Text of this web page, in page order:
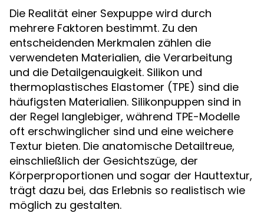
Die Realität einer Sexpuppe wird durch
mehrere Faktoren bestimmt. Zu den
entscheidenden Merkmalen zählen die
verwendeten Materialien, die Verarbeitung
und die Detailgenauigkeit. Silikon und
thermoplastisches Elastomer (TPE) sind die
häufigsten Materialien. Silikonpuppen sind in
der Regel langlebiger, während TPE-Modelle
oft erschwinglicher sind und eine weichere
Textur bieten. Die anatomische Detailtreue,
einschließlich der Gesichtszüge, der
Körperproportionen und sogar der Hauttextur,
trägt dazu bei, das Erlebnis so realistisch wie
möglich zu gestalten.